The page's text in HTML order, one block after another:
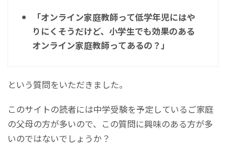
「オンライン家庭教師って低学年児にはや
りにくそうだけど、小学生でも効果のある
オンライン家庭教師ってあるの？」
という質問をいただきました。
このサイトの読者には中学受験を予定しているご家庭
の父母の方が多いので、この質問に興味のある方が多
いのではないでしょうか？